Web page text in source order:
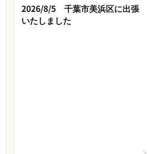
2026/8/5 千葉市美浜区に出張
いたしました